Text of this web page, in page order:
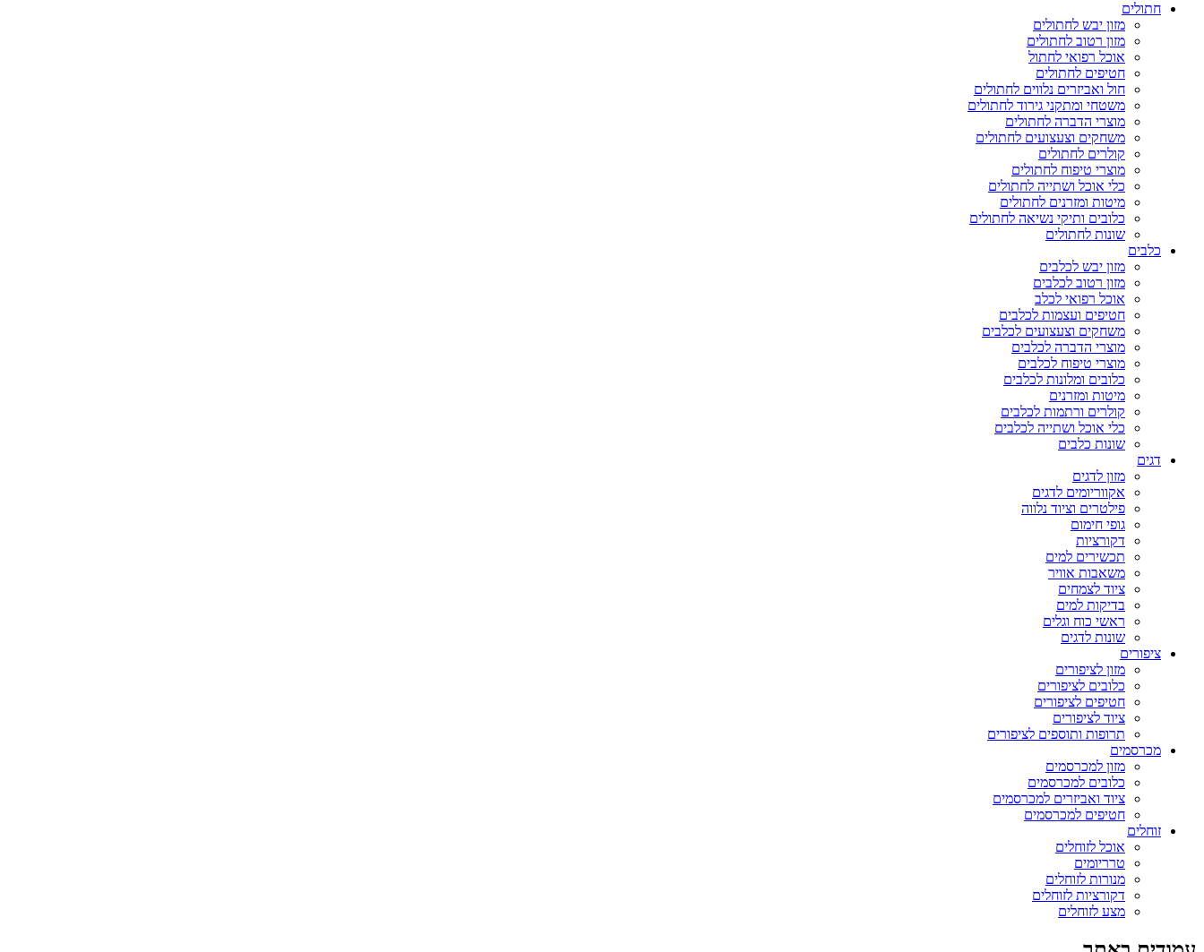
חתולים
מזון יבש לחתולים
מזון רטוב לחתולים
אוכל רפואי לחתול
חטיפים לחתולים
חול ואביזרים נלווים לחתולים
משטחי ומתקני גירוד לחתולים
מוצרי הדברה לחתולים
משחקים וצעצועים לחתולים
קולרים לחתולים
מוצרי טיפוח לחתולים
כלי אוכל ושתייה לחתולים
מיטות ומזרנים לחתולים
כלובים ותיקי נשיאה לחתולים
שונות לחתולים
כלבים
מזון יבש לכלבים
מזון רטוב לכלבים
אוכל רפואי לכלב
חטיפים ועצמות לכלבים
משחקים וצעצועים לכלבים
מוצרי הדברה לכלבים
מוצרי טיפוח לכלבים
כלובים ומלונות לכלבים
מיטות ומזרנים
קולרים ורתמות לכלבים
כלי אוכל ושתייה לכלבים
שונות כלבים
דגים
מזון לדגים
אקווריומים לדגים
פילטרים וציוד נלווה
גופי חימום
דקורציות
תכשירים למים
משאבות אוויר
ציוד לצמחים
בדיקות למים
ראשי כוח וגלים
שונות לדגים
ציפורים
מזון לציפורים
כלובים לציפורים
חטיפים לציפורים
ציוד לציפורים
תרופות ותוספים לציפורים
מכרסמים
מזון למכרסמים
כלובים למכרסמים
ציוד ואביזרים למכרסמים
חטיפים למכרסמים
זוחלים
אוכל לזוחלים
טרריומים
מנורות לזוחלים
דקורציות לזוחלים
מצע לזוחלים